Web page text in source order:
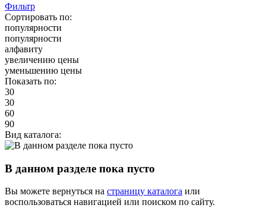
Фильтр
Сортировать по:
популярности
популярности
алфавиту
увеличению цены
уменьшению цены
Показать по:
30
30
60
90
Вид каталога:
В данном разделе пока пусто
Вы можете вернуться на страницу каталога или
воспользоваться навигацией или поиском по сайту.